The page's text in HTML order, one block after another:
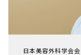
日本美容外科学会